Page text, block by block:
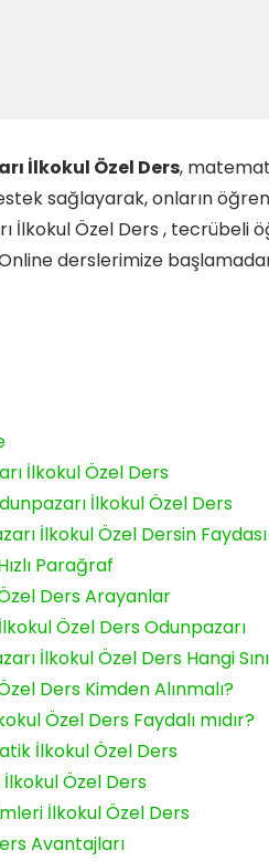
İlkokul Özel Ders,
sağlayarak, onların
İlkokul Özel Ders , tecrübeli
derslerimize
İlkokul Özel Ders
İlkokul Özel Ders
İlkokul Özel Dersin
Parağraf
Ders Arayanlar
Özel Ders Odunpazarı
İlkokul Özel Ders Hangi
Ders Kimden Alınmalı?
Özel Ders Faydalı mıdır?
İlkokul Özel Ders
Özel Ders
İlkokul Özel Ders
Avantajları